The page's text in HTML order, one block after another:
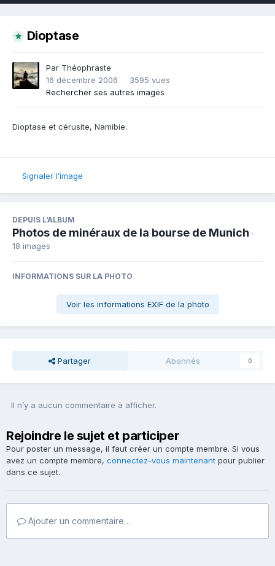
Dioptase
Par Théophraste
16 décembre 2006
3595 vues
Rechercher ses autres images
Dioptase et cérusite, Namibie.
Signaler l’image
DEPUIS L’ALBUM
Photos de minéraux de la bourse de Munich ·
18 images
INFORMATIONS SUR LA PHOTO
Voir les informations EXIF de la photo
Partager Abonnés 0
Il n’y a aucun commentaire à afficher.
Rejoindre le sujet et participer
Pour poster un message, il faut créer un compte membre. Si vous
avez un compte membre, connectez-vous maintenant pour publier
dans ce sujet.
Ajouter un commentaire…